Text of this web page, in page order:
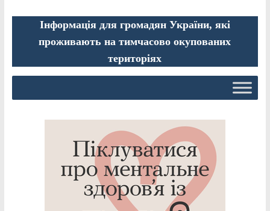
Інформація для громадян України, які
проживають на тимчасово окупованих
територіях